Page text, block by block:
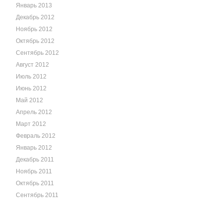
Январь 2013
Декабрь 2012
Ноябрь 2012
Октябрь 2012
Сентябрь 2012
Август 2012
Июль 2012
Июнь 2012
Май 2012
Апрель 2012
Март 2012
Февраль 2012
Январь 2012
Декабрь 2011
Ноябрь 2011
Октябрь 2011
Сентябрь 2011